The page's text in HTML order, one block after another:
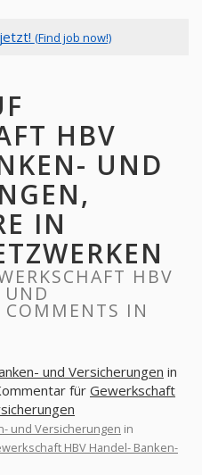
(Find job now!)
HBV
UND
IN
HBV
COMMENTS IN
und Versicherungen in
für Gewerkschaft
und Versicherungen in
HBV Handel- Banken-